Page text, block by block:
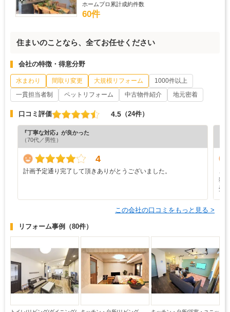
ホームプロ累計成約件数
60件
住まいのことなら、全てお任せください
会社の特徴・得意分野
水まわり 間取り変更 大規模リフォーム
1000件以上
一貫担当者制
ペットリフォーム 中古物件紹介 地元密着
口コミ評価 4.5 （24件）
『丁寧な対応』が良かった
（70代／男性）
4
計画予定通り完了して頂きありがとうございました。
独
受
この会社の口コミをもっと見る >
リフォーム事例 （80件）